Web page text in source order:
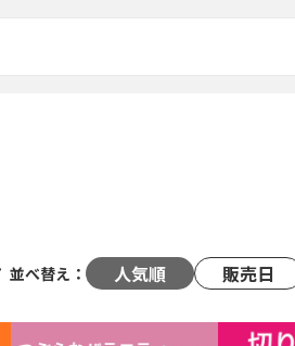
並べ替え： 人気順 販売日